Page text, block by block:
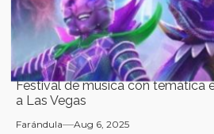
Festival de música con temática
a Las Vegas
Farándula Aug 6, 2025